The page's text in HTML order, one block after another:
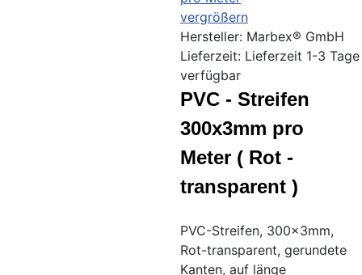
vergrößern
Hersteller: Marbex® GmbH
Lieferzeit: Lieferzeit 1-3 Tage
verfügbar
PVC - Streifen
300x3mm pro
Meter ( Rot -
transparent )
PVC-Streifen, 300x3mm,
Rot-transparent, gerundete
Kanten, auf länge